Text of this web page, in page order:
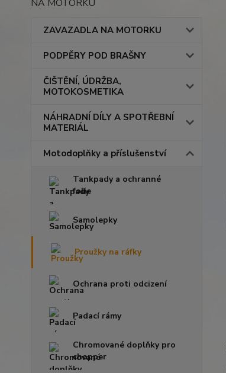
NA MOTORKU
ZAVAZADLA NA MOTORKU
PODPĚRY POD BRAŠNY
ČIŠTĚNÍ, ÚDRŽBA,
MOTOKOSMETIKA
NÁHRADNÍ DÍLY A SPOTŘEBNÍ
MATERIÁL
Motodoplňky a příslušenství
Tankpady a ochranné
folie
Samolepky
Proužky na ráfky
Ochrana proti odcizení
Padací rámy
Chromované doplňky pro
chopper